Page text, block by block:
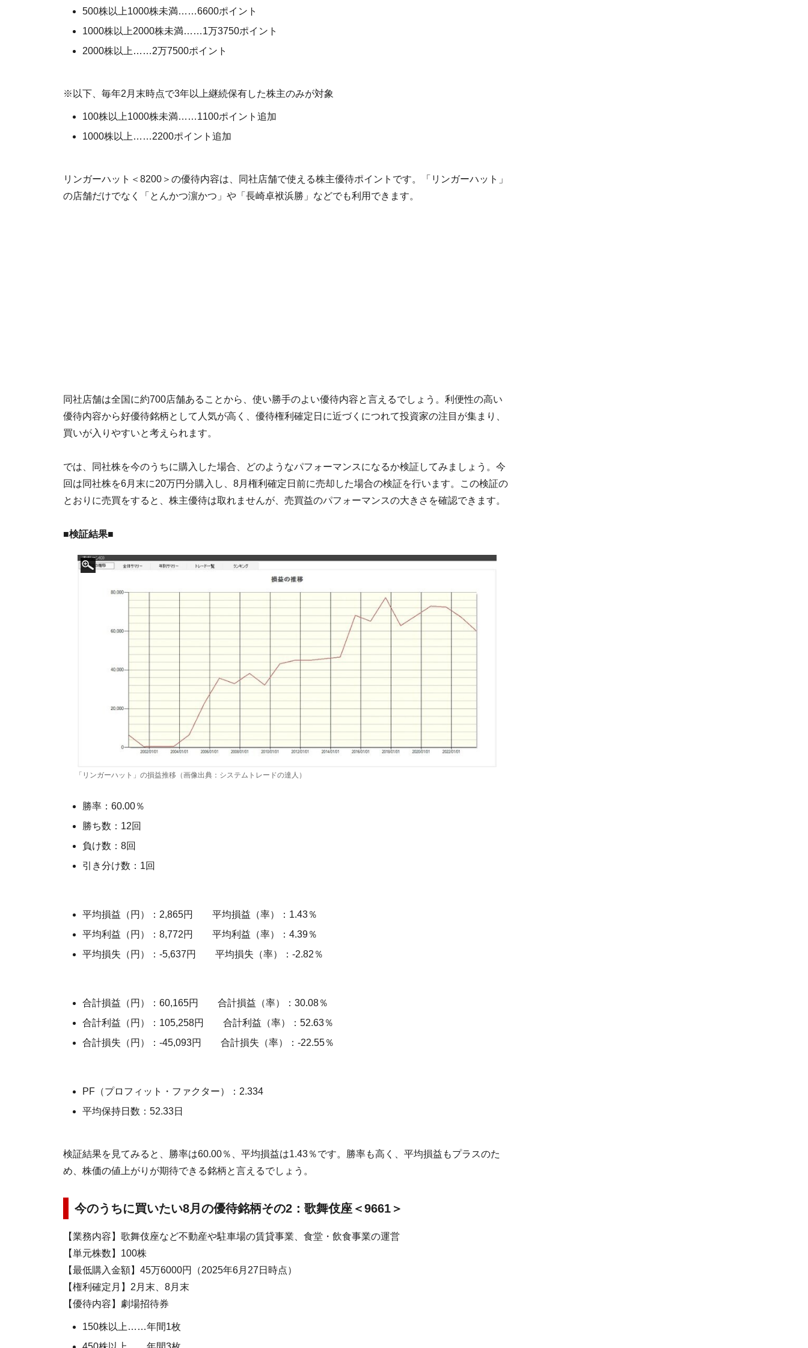
500株以上1000株未満……6600ポイント
1000株以上2000株未満……1万3750ポイント
2000株以上……2万7500ポイント
※以下、毎年2月末時点で3年以上継続保有した株主のみが対象
100株以上1000株未満……1100ポイント追加
1000株以上……2200ポイント追加
リンガーハット＜8200＞の優待内容は、同社店舗で使える株主優待ポイントです。「リンガーハット」
の店舗だけでなく「とんかつ濵かつ」や「長崎卓袱浜勝」などでも利用できます。
同社店舗は全国に約700店舗あることから、使い勝手のよい優待内容と言えるでしょう。利便性の高い
優待内容から好優待銘柄として人気が高く、優待権利確定日に近づくにつれて投資家の注目が集まり、
買いが入りやすいと考えられます。
では、同社株を今のうちに購入した場合、どのようなパフォーマンスになるか検証してみましょう。今
回は同社株を6月末に20万円分購入し、8月権利確定日前に売却した場合の検証を行います。この検証の
とおりに売買をすると、株主優待は取れませんが、売買益のパフォーマンスの大きさを確認できます。
■検証結果■
「リンガーハット」の損益推移（画像出典：システムトレードの達人）
勝率：60.00％
勝ち数：12回
負け数：8回
引き分け数：1回
平均損益（円）：2,865円 平均損益（率）：1.43％
平均利益（円）：8,772円 平均利益（率）：4.39％
平均損失（円）：-5,637円 平均損失（率）：-2.82％
合計損益（円）：60,165円 合計損益（率）：30.08％
合計利益（円）：105,258円 合計利益（率）：52.63％
合計損失（円）：-45,093円 合計損失（率）：-22.55％
PF（プロフィット・ファクター）：2.334
平均保持日数：52.33日
検証結果を見てみると、勝率は60.00％、平均損益は1.43％です。勝率も高く、平均損益もプラスのた
め、株価の値上がりが期待できる銘柄と言えるでしょう。
今のうちに買いたい8月の優待銘柄その2：歌舞伎座＜9661＞
【業務内容】歌舞伎座など不動産や駐車場の賃貸事業、食堂・飲食事業の運営
【単元株数】100株
【最低購入金額】45万6000円（2025年6月27日時点）
【権利確定月】2月末、8月末
【優待内容】劇場招待券
150株以上……年間1枚